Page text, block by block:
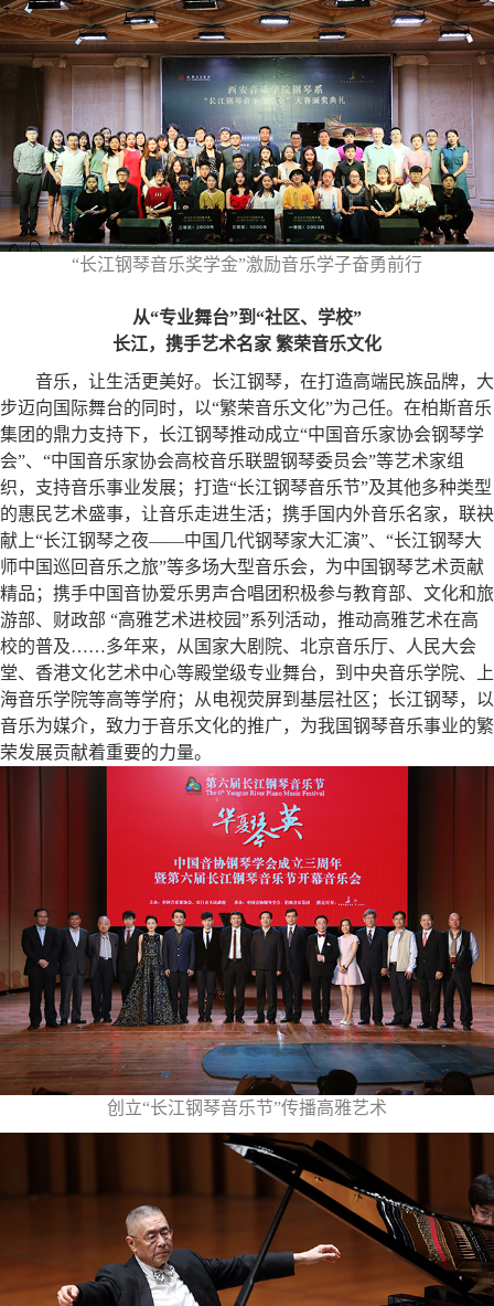
“长江钢琴音乐奖学金”激励音乐学子奋勇前行
从“专业舞台”到“社区、学校”
长江，携手艺术名家 繁荣音乐文化
音乐，让生活更美好。长江钢琴，在打造高端民族品牌，大
步迈向国际舞台的同时，以“繁荣音乐文化”为己任。在柏斯音乐
集团的鼎力支持下，长江钢琴推动成立“中国音乐家协会钢琴学
会”、“中国音乐家协会高校音乐联盟钢琴委员会”等艺术家组
织，支持音乐事业发展；打造“长江钢琴音乐节”及其他多种类型
的惠民艺术盛事，让音乐走进生活；携手国内外音乐名家，联袂
献上“长江钢琴之夜——中国几代钢琴家大汇演”、“长江钢琴大
师中国巡回音乐之旅”等多场大型音乐会，为中国钢琴艺术贡献
精品；携手中国音协爱乐男声合唱团积极参与教育部、文化和旅
游部、财政部 “高雅艺术进校园”系列活动，推动高雅艺术在高
校的普及……多年来，从国家大剧院、北京音乐厅、人民大会
堂、香港文化艺术中心等殿堂级专业舞台，到中央音乐学院、上
海音乐学院等高等学府；从电视荧屏到基层社区；长江钢琴，以
音乐为媒介，致力于音乐文化的推广，为我国钢琴音乐事业的繁
荣发展贡献着重要的力量。
创立“长江钢琴音乐节”传播高雅艺术